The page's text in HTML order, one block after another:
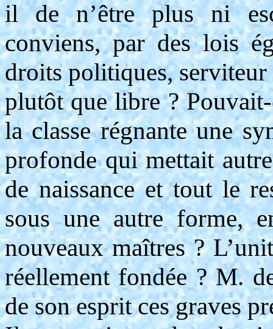
il de n’être plus ni
conviens, par des lois
droits politiques,
plutôt que libre ?
la classe régnante une
profonde qui mettait
de naissance et tout le
sous une autre forme,
nouveaux maîtres ?
réellement fondée ? M.
de son esprit ces graves